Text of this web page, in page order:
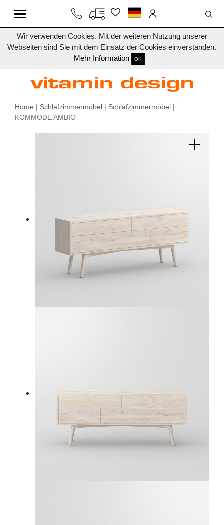
Wir verwenden Cookies. Mit der weiteren Nutzung unserer
Webseiten sind Sie mit dem Einsatz der Cookies einverstanden.
Mehr Information
OK
Home | Schlafzimmermöbel | Schlafzimmermöbel |
KOMMODE AMBIO